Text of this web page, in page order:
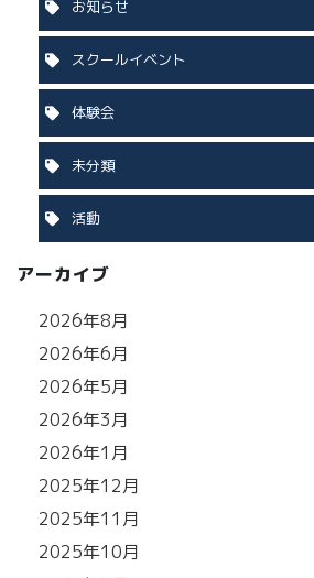
お知らせ
スクールイベント
体験会
未分類
活動
アーカイブ
2026年8月
2026年6月
2026年5月
2026年3月
2026年1月
2025年12月
2025年11月
2025年10月